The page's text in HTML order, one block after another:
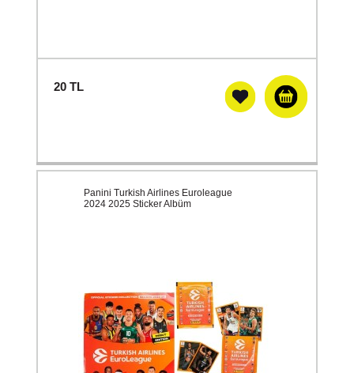
20 TL
Panini Turkish Airlines Euroleague
2024 2025 Sticker Albüm